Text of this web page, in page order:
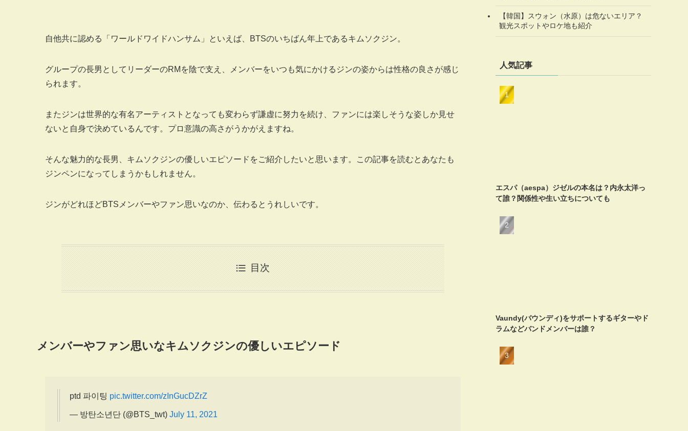
自他共に認める「ワールドワイドハンサム」といえば、BTSのいちばん年上であるキムソクジン。
グループの長男としてリーダーのRMを陰で支え、メンバーをいつも気にかけるジンの姿からは性格の良さが感じ
られます。
またジンは世界的な有名アーティストとなっても変わらず謙虚に努力を続け、ファンには楽しそうな姿しか見せ
ないと自身で決めているんです。プロ意識の高さがうかがえますね。
そんな魅力的な長男、キムソクジンの優しいエピソードをご紹介したいと思います。この記事を読むとあなたも
ジンペンになってしまうかもしれません。
ジンがどれほどBTSメンバーやファン思いなのか、伝わるとうれしいです。
目次
メンバーやファン思いなキムソクジンの優しいエピソード
ptd 파이팅 pic.twitter.com/zInGucDZrZ
— 방탄소년단 (@BTS_twt) July 11, 2021
【韓国】スウォン（水原）は危ないエリア？
観光スポットやロケ地も紹介
人気記事
エスパ（aespa）ジゼルの本名は？内永太洋っ
て誰？関係性や生い立ちについても
Vaundy(バウンディ)をサポートするギターやド
ラムなどバンドメンバーは誰？